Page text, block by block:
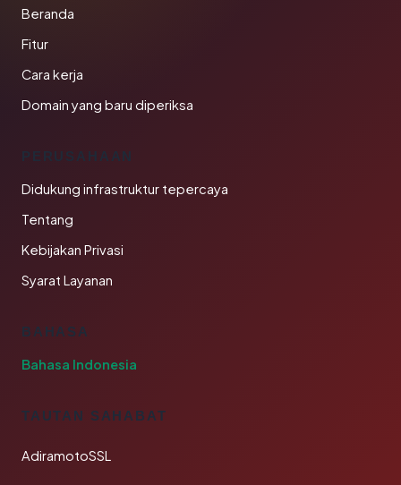
Beranda
Fitur
Cara kerja
Domain yang baru diperiksa
PERUSAHAAN
Didukung infrastruktur tepercaya
Tentang
Kebijakan Privasi
Syarat Layanan
BAHASA
Bahasa Indonesia
TAUTAN SAHABAT
AdiramotoSSL